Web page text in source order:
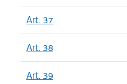
Art. 37
Art. 38
Art. 39